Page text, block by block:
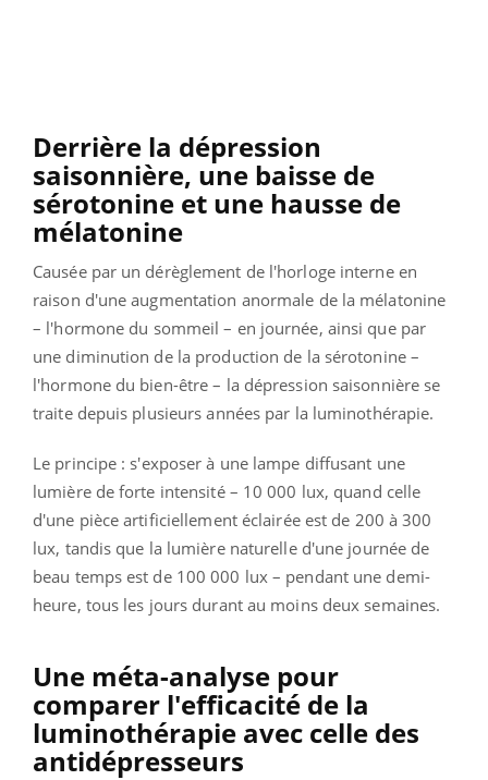
Derrière la dépression
saisonnière, une baisse de
sérotonine et une hausse de
mélatonine
Causée par un dérèglement de l'horloge interne en
raison d'une augmentation anormale de la mélatonine
– l'hormone du sommeil – en journée, ainsi que par
une diminution de la production de la sérotonine –
l'hormone du bien-être – la dépression saisonnière se
traite depuis plusieurs années par la luminothérapie.
Le principe : s'exposer à une lampe diffusant une
lumière de forte intensité – 10 000 lux, quand celle
d'une pièce artificiellement éclairée est de 200 à 300
lux, tandis que la lumière naturelle d'une journée de
beau temps est de 100 000 lux – pendant une demi-
heure, tous les jours durant au moins deux semaines.
Une méta-analyse pour
comparer l'efficacité de la
luminothérapie avec celle des
antidépresseurs